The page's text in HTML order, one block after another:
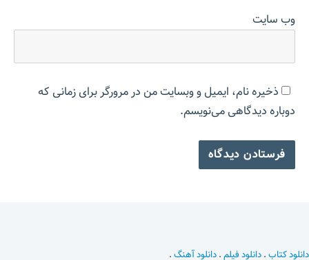
وب‌ سایت
ذخیره نام، ایمیل و وبسایت من در مرورگر برای زمانی که
دوباره دیدگاهی می‌نویسم.
دانلود کتاب.دانلود فیلم.دانلود آهنگ.